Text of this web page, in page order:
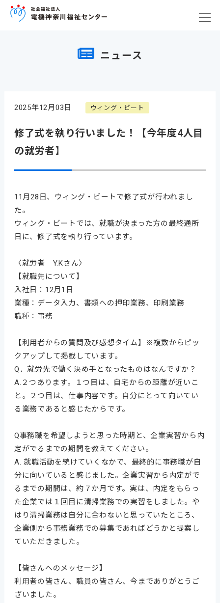
ニュース
2025年12月03日 ウィング・ビート
修了式を執り行いました！【今年度4人目
の就労者】
11月28日、ウィング・ビートで修了式が行われまし
た。
ウィング・ビートでは、就職が決まった方の最終通所
日に、修了式を執り行っています。
〈就労者 Y.Kさん〉
【就職先について】
入社日：12月1日
業種：データ入力、書類への押印業務、印刷業務
職種：事務
【利用者からの質問及び感想タイム】※複数からピッ
クアップして掲載しています。
Q．就労先で働く決め手となったものはなんですか？
A.２つあります。１つ目は、自宅からの距離が近いこ
と。２つ目は、仕事内容です。自分にとって向いてい
る業務であると感じたからです。
Q事務職を希望しようと思った時期と、企業実習から内
定がでるまでの期間を教えてください。
A. 就職活動を続けていくなかで、最終的に事務職が自
分に向いていると感じました。企業実習から内定がで
るまでの期間は、約７か月です。実は、内定をもらっ
た企業では１回目に清掃業務での実習をしました。や
はり清掃業務は自分に合わないと思っていたところ、
企業側から事務業務での募集であればどうかと提案し
ていただきました。
【皆さんへのメッセージ】
利用者の皆さん、職員の皆さん、今までありがとうご
ざいました。